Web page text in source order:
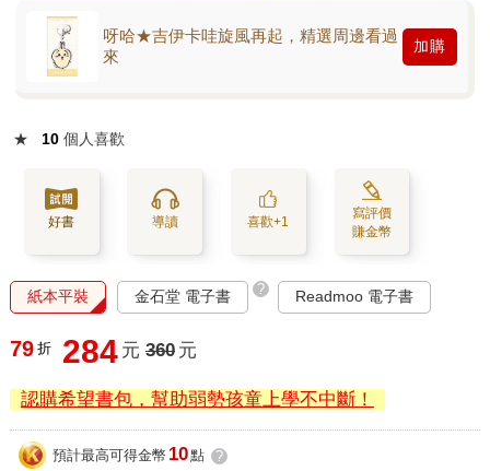
呀哈★吉伊卡哇旋風再起，精選周邊看過
來
加購
★ 10 個人喜歡
好書 導讀 喜歡+1
寫評價
賺金幣
紙本平裝 金石堂 電子書 ? Readmoo 電子書
79 折 284 元 360 元
認購希望書包，幫助弱勢孩童上學不中斷！
預計最高可得金幣 10點 ?